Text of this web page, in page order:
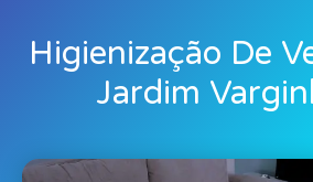
Higienização De
Jardim